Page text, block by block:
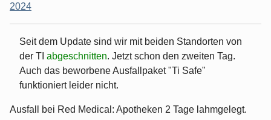
2024
Seit dem Update sind wir mit beiden Standorten von
der TI abgeschnitten. Jetzt schon den zweiten Tag.
Auch das beworbene Ausfallpaket "Ti Safe"
funktioniert leider nicht.
Ausfall bei Red Medical: Apotheken 2 Tage lahmgelegt.